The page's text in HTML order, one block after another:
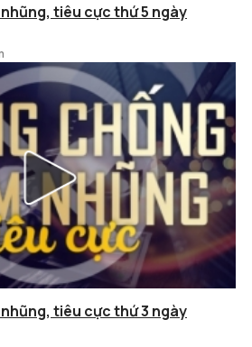
tiêu cực thứ 5 ngày
tiêu cực thứ 3 ngày